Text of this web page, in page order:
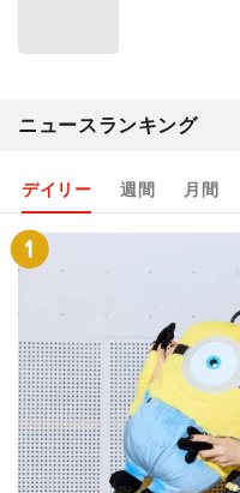
ニュースランキング
デイリー 週間 月間